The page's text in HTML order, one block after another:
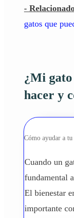
-
gatos que
¿Mi gato
hacer y
Cómo ayudar a tu
Cuando un
fundamental
El bienestar
importante